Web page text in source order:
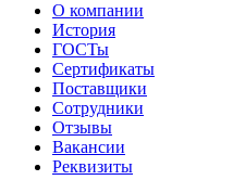
О компании
История
ГОСТы
Сертификаты
Поставщики
Сотрудники
Отзывы
Вакансии
Реквизиты